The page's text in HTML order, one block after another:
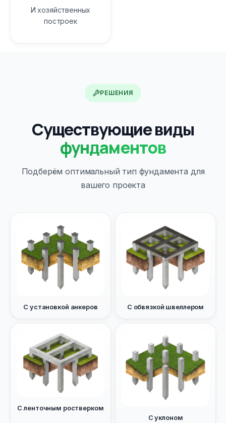
И хозяйственных
построек
РЕШЕНИЯ
Существующие виды
фундаментов
Подберём оптимальный тип фундамента для
вашего проекта
С установкой анкеров С обвязкой швеллером
С ленточным ростверком
С уклоном